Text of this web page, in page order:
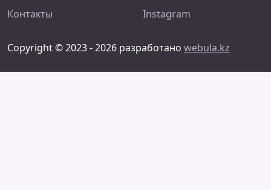
Контакты Instagram
Copyright © 2023 - 2026 разработано webula.kz